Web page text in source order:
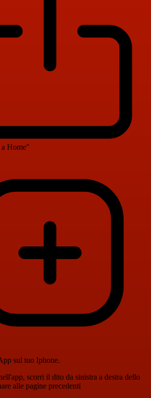
Home"
sul tuo Iphone.
scorri il dito da sinistra a destra dello
alle pagine precedenti